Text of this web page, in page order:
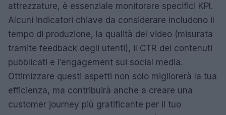
attrezzature, è essenziale monitorare specifici KPI.
Alcuni indicatori chiave da considerare includono il
tempo di produzione, la qualità del video (misurata
tramite feedback degli utenti), il CTR dei contenuti
pubblicati e l’engagement sui social media.
Ottimizzare questi aspetti non solo migliorerà la tua
efficienza, ma contribuirà anche a creare una
customer journey più gratificante per il tuo